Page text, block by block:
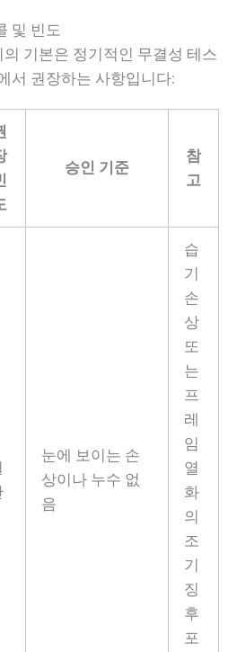
및 빈도
의 기본은 정기적인 무결성 테스
서 권장하는 사항입니다:
승인 기준
참
고
눈에 보이는 손
상이나 누수 없
음
습
기
손
상
또
는
프
레
임
열
화
의
조
기
징
후
포